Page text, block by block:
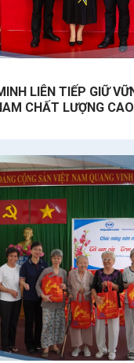
LIÊN TIẾP GIỮ
CHẤT LƯỢNG CAO